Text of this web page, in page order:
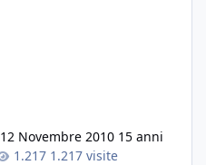
12 Novembre 2010 15 anni
1.217 visite